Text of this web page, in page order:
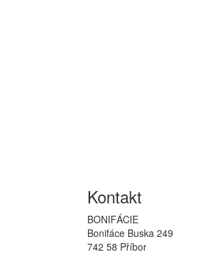
Kontakt
BONIFÁCIE
Bonifáce Buska 249
742 58 Příbor